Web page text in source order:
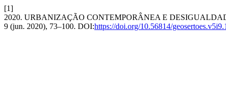
[1]
2020. URBANIZAÇÃO CONTEMPORÂNEA E
9 (jun. 2020), 73–100. DOI:https://doi.org/10.56814/